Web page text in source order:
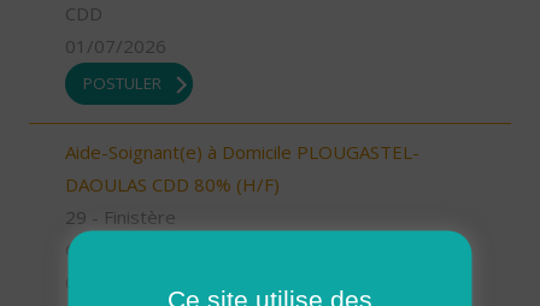
CDD
01/07/2026
POSTULER
Aide-Soignant(e) à Domicile PLOUGASTEL-
DAOULAS CDD 80% (H/F)
29 - Finistère
CDI
Ce site utilise des